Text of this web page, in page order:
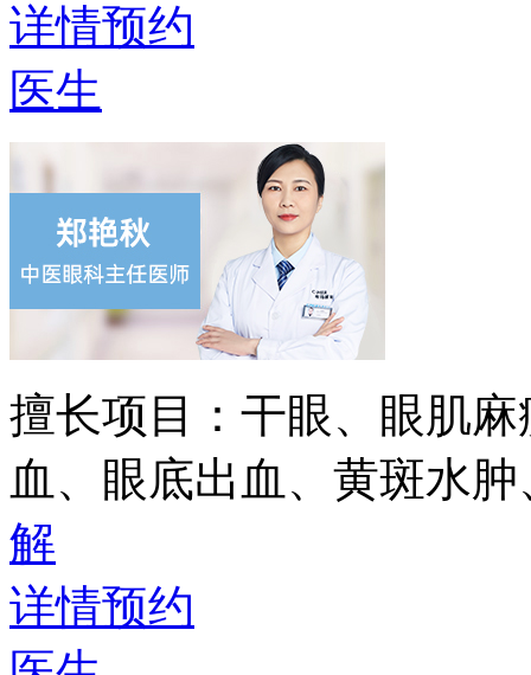
详情预约
医生
擅长项目： 干眼、眼肌
血、眼底出血、黄斑水
解
详情预约